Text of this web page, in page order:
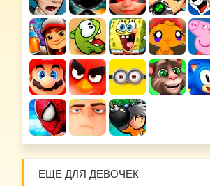
ЕЩЕ ДЛЯ ДЕВОЧЕК